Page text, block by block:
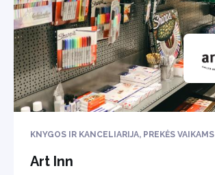
KNYGOS IR KANCELIARIJA, PREKĖS VAIKAMS
Art Inn